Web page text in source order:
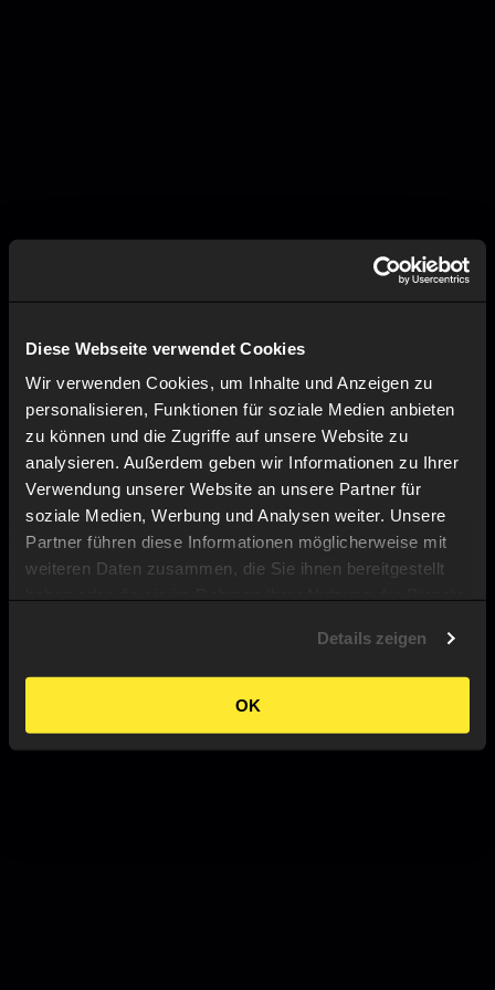
Diese Webseite verwendet Cookies
Wir verwenden Cookies, um Inhalte und Anzeigen zu
personalisieren, Funktionen für soziale Medien anbieten
zu können und die Zugriffe auf unsere Website zu
analysieren. Außerdem geben wir Informationen zu Ihrer
Verwendung unserer Website an unsere Partner für
soziale Medien, Werbung und Analysen weiter. Unsere
Partner führen diese Informationen möglicherweise mit
weiteren Daten zusammen, die Sie ihnen bereitgestellt
Details zeigen
OK